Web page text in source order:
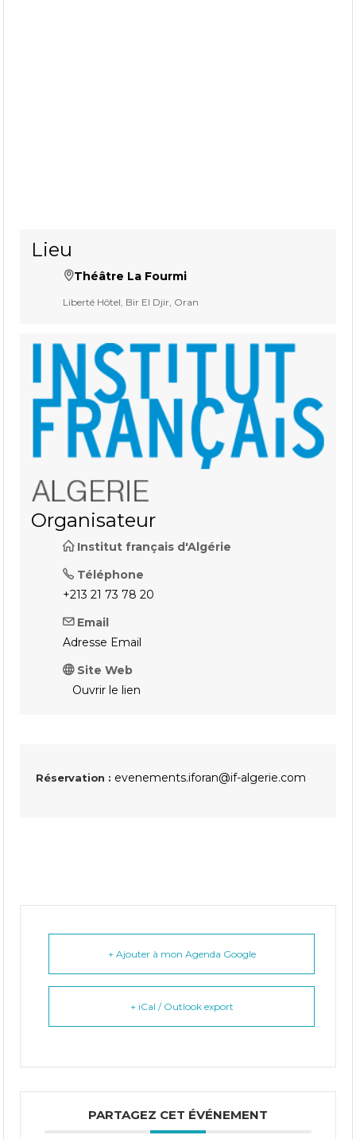
Lieu
Théâtre La Fourmi
Liberté Hôtel, Bir El Djir, Oran
Organisateur
Institut français d'Algérie
Téléphone
+213 21 73 78 20
Email
Adresse Email
Site Web
Ouvrir le lien
Réservation : evenements.iforan@if-algerie.com
+ Ajouter à mon Agenda Google
+ iCal / Outlook export
PARTAGEZ CET ÉVÉNEMENT